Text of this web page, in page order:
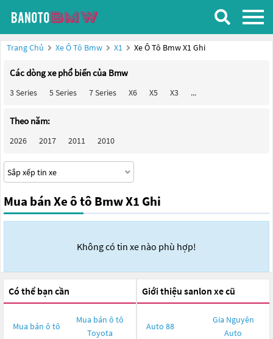
Trang Chủ Xe Ô Tô Bmw X1 Xe Ô Tô Bmw X1 Ghi
Các dòng xe phổ biến của Bmw
3 Series 5 Series 7 Series X6 X5 X3 ...
Theo năm:
2026 2017 2011 2010
Mua bán Xe ô tô Bmw X1 Ghi
Không có tin xe nào phù hợp!
Có thể bạn cần
Mua bán ô tô
Mua bán ô tô
Toyota
Giới thiệu sanlon xe cũ
Auto 88
Gia Nguyên
Auto